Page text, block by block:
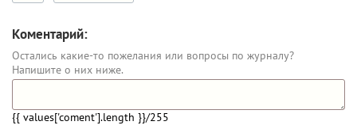
Коментарий:
Остались какие-то пожелания или вопросы по журналу?
Напишите о них ниже.
{{ values['coment'].length }}/255